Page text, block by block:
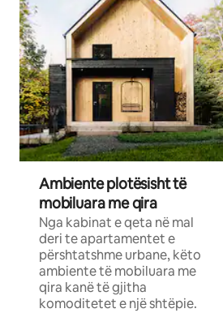
Ambiente plotësisht të
mobiluara me qira
Nga kabinat e qeta në mal
deri te apartamentet e
përshtatshme urbane, këto
ambiente të mobiluara me
qira kanë të gjitha
komoditetet e një shtëpie.